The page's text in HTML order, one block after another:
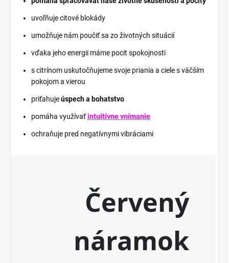
uvoľňuje citové blokády
umožňuje nám poučiť sa zo životných situácií
vďaka jeho energii máme pocit spokojnosti
s citrínom uskutočňujeme svoje priania a ciele s väčším
pokojom a vierou
priťahujeúspech a bohatstvo
pomáha využívaťintuitívne vnímanie
ochraňuje pred negatívnymi vibráciami